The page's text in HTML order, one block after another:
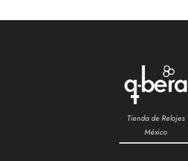
Tienda de Relojes
México